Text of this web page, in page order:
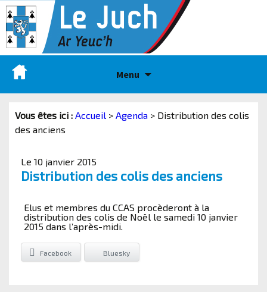
Menu
Vous êtes ici : Accueil > Agenda > Distribution des colis
des anciens
Le 10 janvier 2015
Distribution des colis des anciens
Elus et membres du CCAS procèderont à la
distribution des colis de Noël le samedi 10 janvier
2015 dans l’après-midi.
Facebook Bluesky